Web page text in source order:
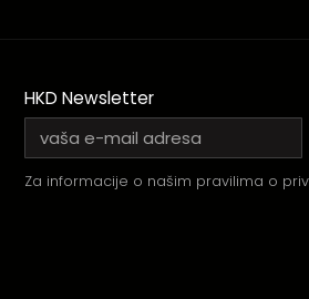
HKD Newsletter
Za informacije o našim pravilima o